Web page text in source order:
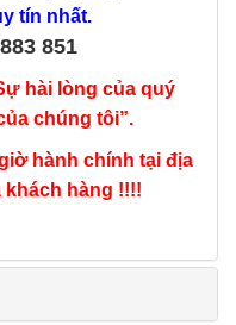
tín nhất.
851
hài lòng của quý
chúng tôi”.
hành chính tại địa
khách hàng !!!!